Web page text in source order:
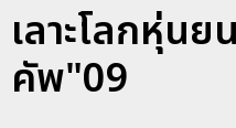
เลาะโลกหุ่นย
คัพ"09